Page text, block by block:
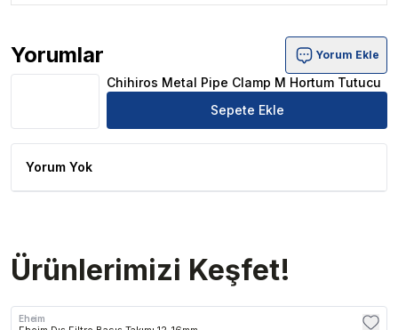
Yorumlar
Chihiros Metal Pipe Clamp M Hortum Tutucu Ürün
Yorum Ekle
Chihiros Metal Pipe Clamp M Hortum Tutucu
Sepete Ekle
Yorum Yok
Ürünlerimizi Keşfet!
Eheim